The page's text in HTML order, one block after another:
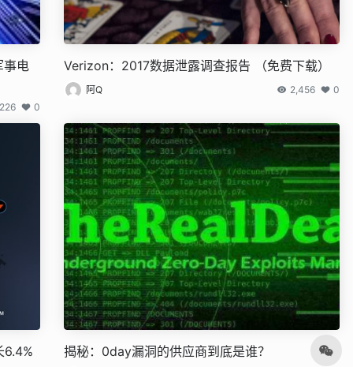
事电
0
Verizon：2017数据泄露调查报告 （免费下载）
阿Q 2,456 0
6.4% 揭秘：0day漏洞的供应商到底是谁？